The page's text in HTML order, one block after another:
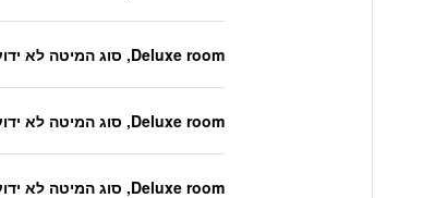
Deluxe room, סוג המיטה לא ידוע
Deluxe room, סוג המיטה לא ידוע
Deluxe room, סוג המיטה לא ידוע